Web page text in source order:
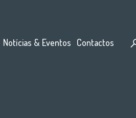
Notícias & Eventos Contactos